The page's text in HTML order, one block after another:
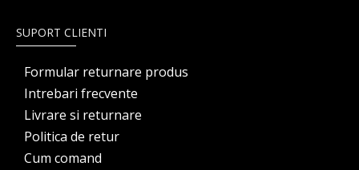
SUPORT CLIENTI
Formular returnare produs
Intrebari frecvente
Livrare si returnare
Politica de retur
Cum comand